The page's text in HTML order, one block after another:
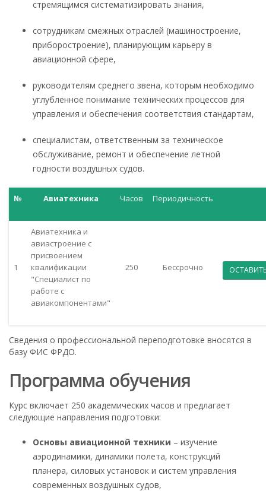
стремящимся систематизировать знания,
сотрудникам смежных отраслей (машиностроение,
приборостроение), планирующим карьеру в
авиационной сфере,
руководителям среднего звена, которым необходимо
углубленное понимание технических процессов для
управления и обеспечения соответствия стандартам,
специалистам, ответственным за техническое
обслуживание, ремонт и обеспечение летной
годности воздушных судов.
№ Авиатехника Часов Периодичность
1
Авиатехника и
авиастроение с
присвоением
квалификации
"Специалист по
работе с
авиакомпонентами"
250 Бессрочно
Сведения о профессиональной переподготовке вносятся в
базу ФИС ФРДО.
Программа обучения
Курс включает 250 академических часов и предлагает
следующие направления подготовки:
Основы авиационной техники – изучение
аэродинамики, динамики полета, конструкций
планера, силовых установок и систем управления
современных воздушных судов,